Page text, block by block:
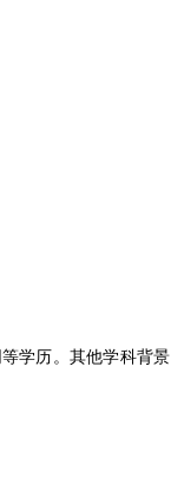
学历。其他学科背景